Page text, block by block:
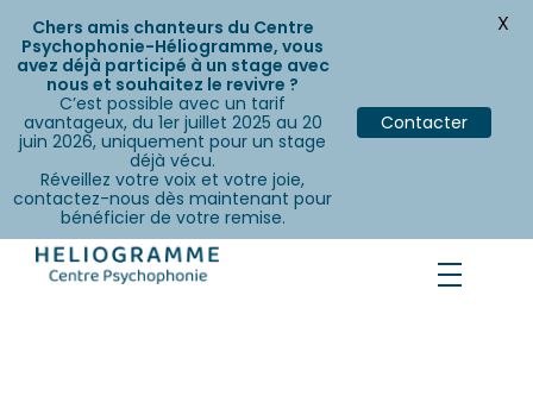
Chers amis chanteurs du Centre
Psychophonie-Héliogramme, vous
avez déjà participé à un stage avec
nous et souhaitez le revivre ?
C’est possible avec un tarif
avantageux, du 1er juillet 2025 au 20
juin 2026, uniquement pour un stage
déjà vécu.
Réveillez votre voix et votre joie,
contactez-nous dès maintenant pour
bénéficier de votre remise.
Contacter
X